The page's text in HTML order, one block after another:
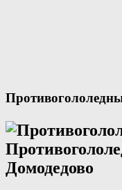
Домодедово